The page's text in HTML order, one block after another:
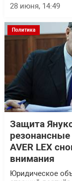
28 июня, 14:49
Политика
Защита
AVER LEX
внимания
Юридическое